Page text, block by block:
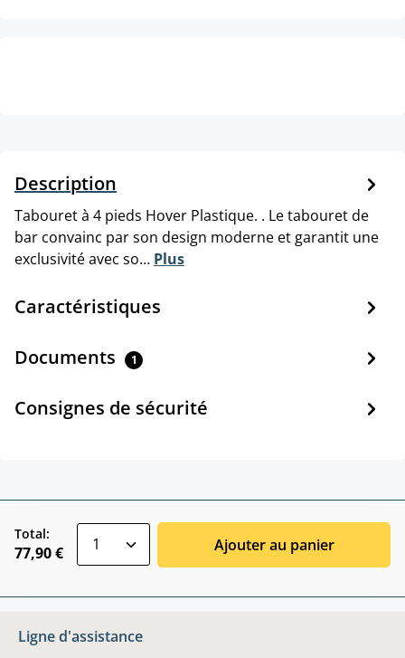
Description
Tabouret à 4 pieds Hover Plastique. . Le tabouret de
bar convainc par son design moderne et garantit une
exclusivité avec so… Plus
Caractéristiques
Documents 1
Consignes de sécurité
Total:
77,90 € Ajouter au panier
Ligne d'assistance